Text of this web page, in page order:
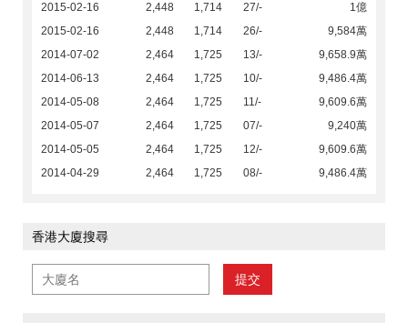
2015-02-16
2,448 1,714 27/-
1億
2015-02-16
2,448 1,714 26/-
9,584萬
2014-07-02
2,464 1,725 13/-
9,658.9萬
2014-06-13
2,464 1,725 10/-
9,486.4萬
2014-05-08
2,464 1,725 11/-
9,609.6萬
2014-05-07
2,464 1,725 07/-
9,240萬
2014-05-05
2,464 1,725 12/-
9,609.6萬
2014-04-29
2,464 1,725 08/- 9,486.4萬
香港大廈搜尋
提交